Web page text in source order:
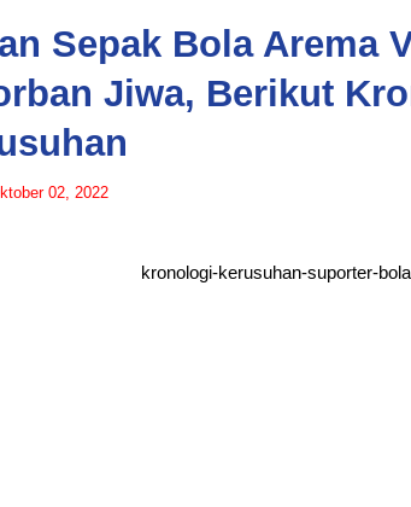
Sepak Bola Arema
Jiwa, Berikut
02, 2022